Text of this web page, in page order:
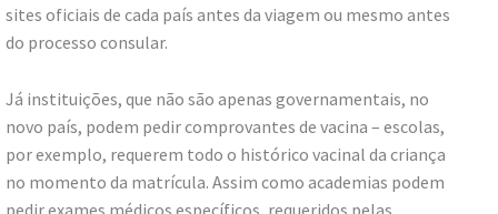
sites oficiais de cada país antes da viagem ou mesmo antes
do processo consular.
Já instituições, que não são apenas governamentais, no
novo país, podem pedir comprovantes de vacina – escolas,
por exemplo, requerem todo o histórico vacinal da criança
no momento da matrícula. Assim como academias podem